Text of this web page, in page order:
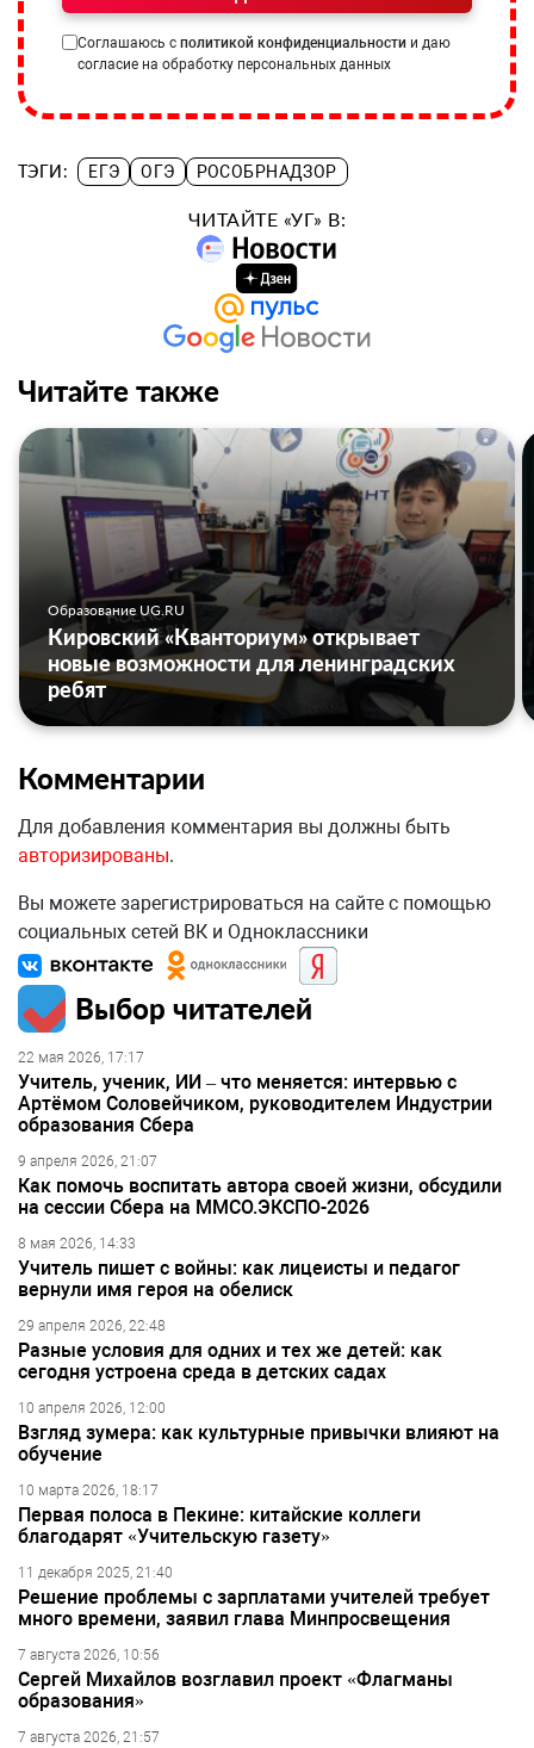
Соглашаюсь с политикой конфиденциальности и даю
согласие на обработку персональных данных
ТЭГИ: ЕГЭ ОГЭ РОСОБРНАДЗОР
ЧИТАЙТЕ «УГ» В:
Читайте также
Образование UG.RU
Кировский «Кванториум» открывает
новые возможности для ленинградских
ребят
Комментарии
Для добавления комментария вы должны быть
авторизированы.
Вы можете зарегистрироваться на сайте с помощью
социальных сетей ВК и Одноклассники
Выбор читателей
22 мая 2026, 17:17
Учитель, ученик, ИИ – что меняется: интервью с
Артёмом Соловейчиком, руководителем Индустрии
образования Сбера
9 апреля 2026, 21:07
Как помочь воспитать автора своей жизни, обсудили
на сессии Сбера на ММСО.ЭКСПО-2026
8 мая 2026, 14:33
Учитель пишет с войны: как лицеисты и педагог
вернули имя героя на обелиск
29 апреля 2026, 22:48
Разные условия для одних и тех же детей: как
сегодня устроена среда в детских садах
10 апреля 2026, 12:00
Взгляд зумера: как культурные привычки влияют на
обучение
10 марта 2026, 18:17
Первая полоса в Пекине: китайские коллеги
благодарят «Учительскую газету»
11 декабря 2025, 21:40
Решение проблемы с зарплатами учителей требует
много времени, заявил глава Минпросвещения
7 августа 2026, 10:56
Сергей Михайлов возглавил проект «Флагманы
образования»
7 августа 2026, 21:57